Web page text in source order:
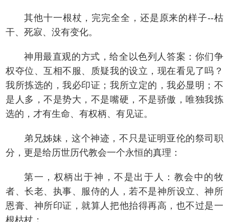
其他十一根杖，完完全全，还是原来的样子--枯
干、死寂、没有变化。
神用最直观的方式，给全以色列人答案：你们争
权夺位、互相不服、质疑我的设立，现在看见了吗？
我所拣选的，我必印证；我所立定的，我必显明；不
是人多，不是势大，不是嘴硬，不是骄傲，唯独我拣
选的，才有生命、有权柄、有见证。
弟兄姊妹，这个神迹，不只是证明亚伦的祭司职
分，更是给历世历代教会一个永恒的真理：
第一，权柄出于神，不是出于人：教会中的牧
者、长老、执事、服侍的人，若不是神所设立、神所
恩膏、神所印证，就算人把他抬得再高，也不过是一
根枯杖；